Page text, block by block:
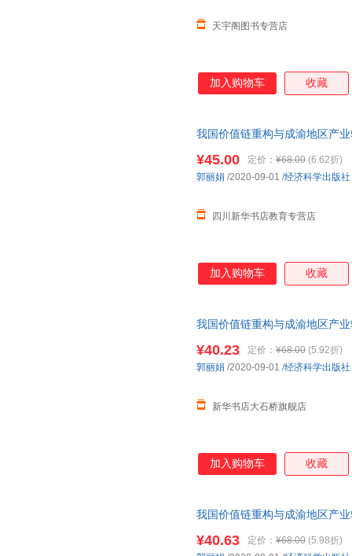
天宇阁图书专营店
加入购物车 收藏
我国价值链重构与成渝地区产
¥45.00 定价： ¥68.00 (6.62折)
四川新华书店教育专营店
郭丽娟 /2020-09-01 /经济科学出版社
加入购物车 收藏
我国价值链重构与成渝地区产
询：13284178503
¥40.23 定价： ¥68.00 (5.92折)
新华书店大石桥旗舰店
郭丽娟 /2020-09-01 /经济科学出版社
加入购物车 收藏
我国价值链重构与成渝地区产
咨询：13284178503
¥40.63 定价： ¥68.00 (5.98折)